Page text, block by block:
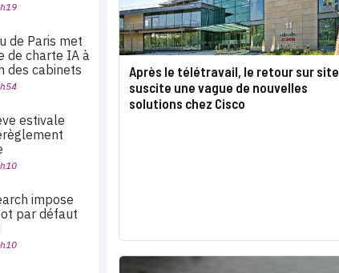
Après le télétravail, le retour sur site
suscite une vague de nouvelles
solutions chez Cisco
de Paris met
de charte IA à
des cabinets
estivale
impose
par défaut